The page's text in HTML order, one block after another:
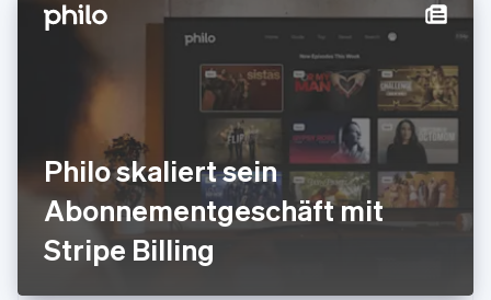
Philo skaliert sein
Abonnementgeschäft mit
Stripe Billing
English
Gibraltar
Griechenland
English
Indien
English
Irland
English
Italien